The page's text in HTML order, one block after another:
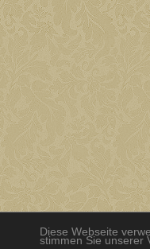
Diese Webseite
stimmen Sie unserer